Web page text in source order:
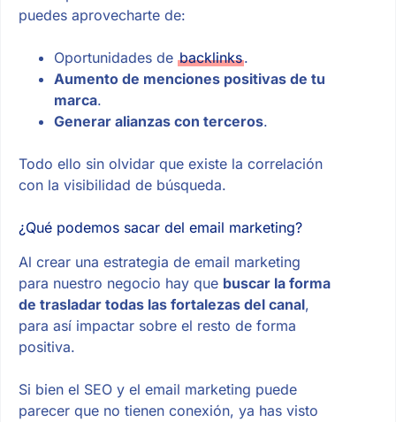
puedes aprovecharte de:
Oportunidades de backlinks.
Aumento de menciones positivas de tu
marca.
Generar alianzas con terceros.
Todo ello sin olvidar que existe la correlación
con la visibilidad de búsqueda.
¿Qué podemos sacar del email marketing?
Al crear una estrategia de email marketing
para nuestro negocio hay que buscar la forma
de trasladar todas las fortalezas del canal,
para así impactar sobre el resto de forma
positiva.
Si bien el SEO y el email marketing puede
parecer que no tienen conexión, ya has visto